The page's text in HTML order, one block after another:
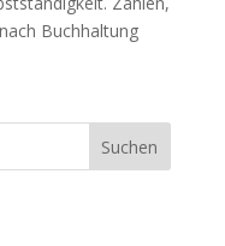
Buchhaltung
Suchen